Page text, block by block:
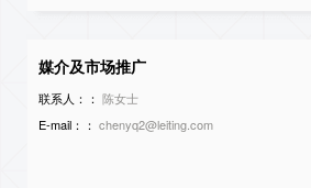
媒介及市场推广
联系人：： 陈女士
E-mail：： chenyq2@leiting.com